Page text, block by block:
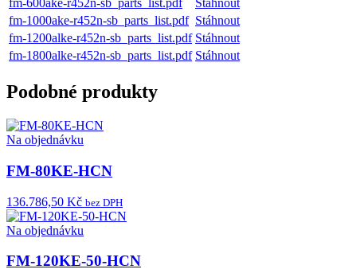
fm-600ake-r452n-sb_parts_list.pdf
Stáhnout
fm-1000ake-r452n-sb_parts_list.pdf Stáhnout
fm-1200alke-r452n-sb_parts_list.pdf Stáhnout
fm-1800alke-r452n-sb_parts_list.pdf Stáhnout
Podobné produkty
Na objednávku
FM-80KE-HCN
136.786,50 Kč bez DPH
Na objednávku
FM-120KE-50-HCN